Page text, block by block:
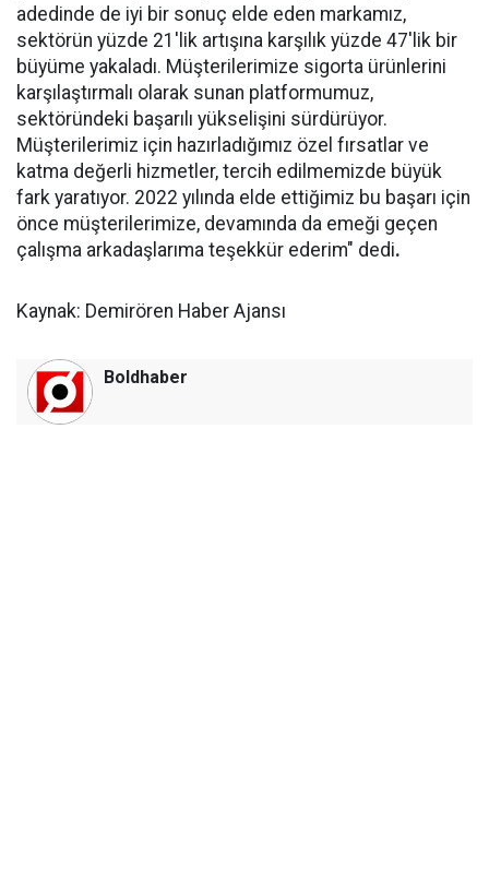
adedinde de iyi bir sonuç elde eden markamız,
sektörün yüzde 21'lik artışına karşılık yüzde 47'lik bir
büyüme yakaladı. Müşterilerimize sigorta ürünlerini
karşılaştırmalı olarak sunan platformumuz,
sektöründeki başarılı yükselişini sürdürüyor.
Müşterilerimiz için hazırladığımız özel fırsatlar ve
katma değerli hizmetler, tercih edilmemizde büyük
fark yaratıyor. 2022 yılında elde ettiğimiz bu başarı için
önce müşterilerimize, devamında da emeği geçen
çalışma arkadaşlarıma teşekkür ederim" dedi.
Kaynak: Demirören Haber Ajansı
Boldhaber